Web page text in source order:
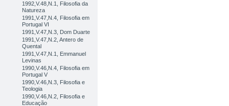
1992,V.48,N.1, Filosofia da
Natureza
1991,V.47,N.4, Filosofia em
Portugal VI
1991,V.47,N.3, Dom Duarte
1991,V.47,N.2, Antero de
Quental
1991,V.47,N.1, Emmanuel
Levinas
1990,V.46,N.4, Filosofia em
Portugal V
1990,V.46,N.3, Filosofia e
Teologia
1990,V.46,N.2, Filosofia e
Educação